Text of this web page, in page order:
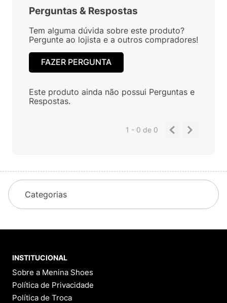
Perguntas & Respostas
Tem alguma dúvida sobre este produto?
Pergunte ao lojista e a outros compradores!
FAZER PERGUNTA
Este produto ainda não possui Perguntas e
Respostas.
1 - 0de 0
Categorias
INSTITUCIONAL
Sobre a Menina Shoes
Política de Privacidade
Política de Troca